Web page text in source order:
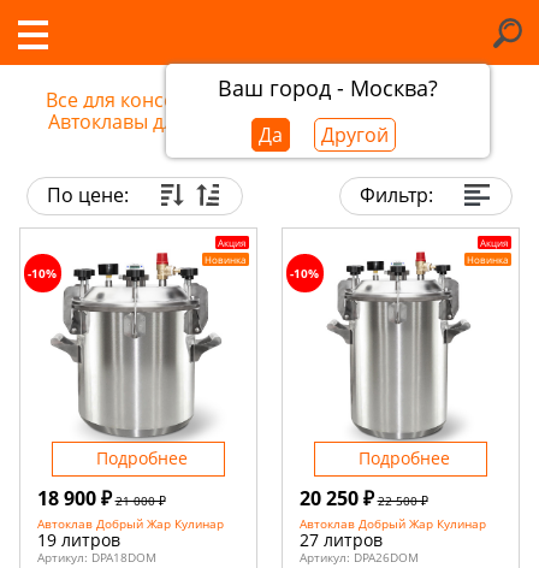
Ваш город - Москва?
Да Другой
Все для консервирования/
Автоклавы для консервирования в Барнауле
По цене: Фильтр:
Акция
Новинка
18 900 ₽ 21 000 ₽
Автоклав Добрый Жар Кулинар
19 литров
Артикул: DPA18DOM
-10%
Подробнее
Акция
Новинка
20 250 ₽ 22 500 ₽
Автоклав Добрый Жар Кулинар
27 литров
Артикул: DPA26DOM
-10%
Подробнее